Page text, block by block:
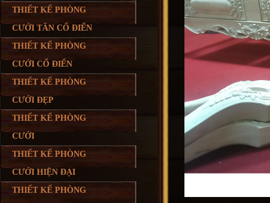
THIẾT KẾ PHÒNG
CƯỚI TÂN CỔ ĐIỂN
THIẾT KẾ PHÒNG
CƯỚI CỔ ĐIỂN
THIẾT KẾ PHÒNG
CƯỚI ĐẸP
THIẾT KẾ PHÒNG
CƯỚI
THIẾT KẾ PHÒNG
CƯỚI HIỆN ĐẠI
THIẾT KẾ PHÒNG